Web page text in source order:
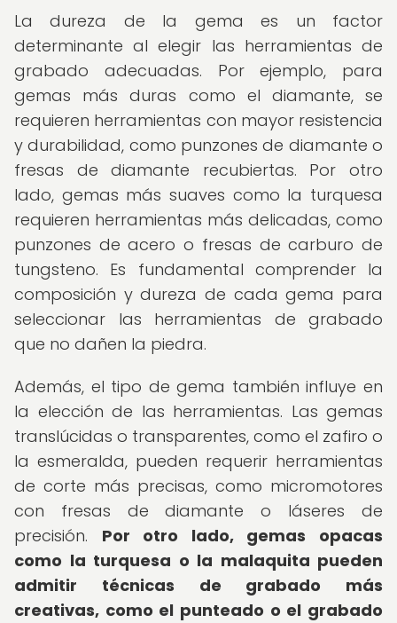
La dureza de la gema es un factor
determinante al elegir las herramientas de
grabado adecuadas. Por ejemplo, para
gemas más duras como el diamante, se
requieren herramientas con mayor resistencia
y durabilidad, como punzones de diamante o
fresas de diamante recubiertas. Por otro
lado, gemas más suaves como la turquesa
requieren herramientas más delicadas, como
punzones de acero o fresas de carburo de
tungsteno. Es fundamental comprender la
composición y dureza de cada gema para
seleccionar las herramientas de grabado
que no dañen la piedra.
Además, el tipo de gema también influye en
la elección de las herramientas. Las gemas
translúcidas o transparentes, como el zafiro o
la esmeralda, pueden requerir herramientas
de corte más precisas, como micromotores
con fresas de diamante o láseres de
precisión. Por otro lado, gemas opacas
como la turquesa o la malaquita pueden
admitir técnicas de grabado más
creativas, como el punteado o el grabado